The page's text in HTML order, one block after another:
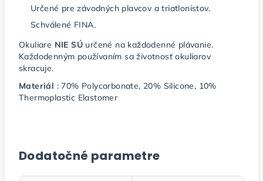
Určené pre závodných plavcov a triatlonistov.
Schválené FINA.
Okuliare NIE SÚ určené na každodenné plávanie.
Každodenným používaním sa životnosť okuliarov
skracuje.
Materiál : 70% Polycarbonate, 20% Silicone, 10%
Thermoplastic Elastomer
Dodatočné parametre